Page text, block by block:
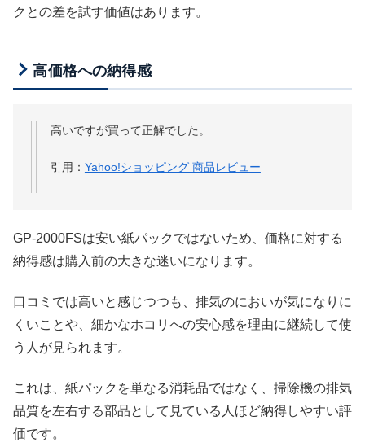
クとの差を試す価値はあります。
高価格への納得感
高いですが買って正解でした。
引用： Yahoo!ショッピング 商品レビュー
GP-2000FSは安い紙パックではないため、価格に対する
納得感は購入前の大きな迷いになります。
口コミでは高いと感じつつも、排気のにおいが気になりに
くいことや、細かなホコリへの安心感を理由に継続して使
う人が見られます。
これは、紙パックを単なる消耗品ではなく、掃除機の排気
品質を左右する部品として見ている人ほど納得しやすい評
価です。